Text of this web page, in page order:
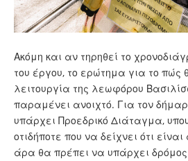
Ακόμη και αν τηρηθεί το
του έργου, το ερώτημα για το πώς
λειτουργία της λεωφόρου
παραμένει ανοιχτό. Για τον
υπάρχει Προεδρικό Διάταγμα,
οτιδήποτε που να δείχνει ότι
άρα θα πρέπει να υπάρχει δρόμος